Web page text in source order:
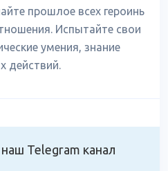
прошлое всех героинь
Испытайте свои
умения, знание
действий.
Telegram канал